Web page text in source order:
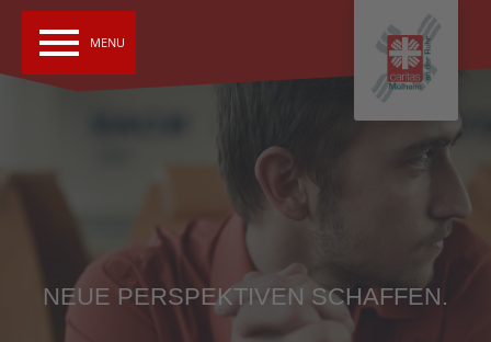
menu MENU
NEUE PERSPEKTIVEN SCHAFFEN.